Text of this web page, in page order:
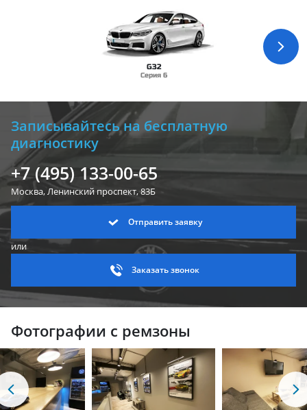
G32
Серия 6
Записывайтесь на бесплатную
диагностику
+7 (495) 133-00-65
Москва, Ленинскийпроспект, 83Б
Отправить заявку
или
Заказать звонок
Фотографии с ремзоны